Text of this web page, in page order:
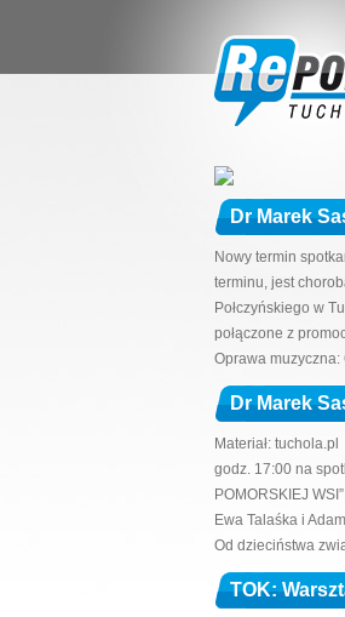
Dr Marek
Nowy termin
terminu, jest
Połczyńskiego w
połączone z
Oprawa muzyczna:
Dr Marek
Materiał:
godz. 17:00 na
POMORSKIEJ
Ewa Talaśka i
Od dzieciństwa
TOK: